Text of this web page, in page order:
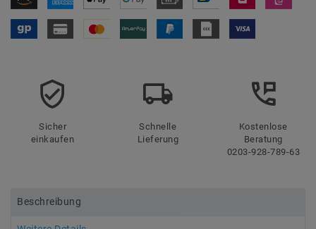
Sicher
einkaufen
Schnelle
Lieferung
Kostenlose
Beratung
0203-928-789-63
Beschreibung